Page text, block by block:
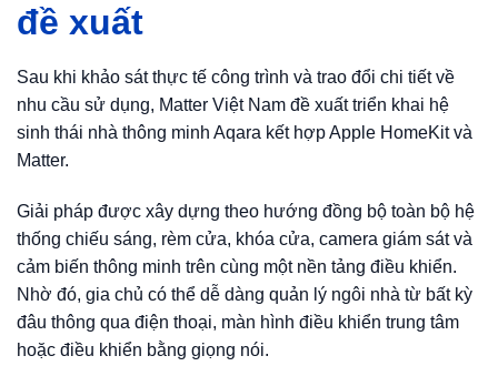
đề xuất
Sau khi khảo sát thực tế công trình và trao đổi chi tiết về
nhu cầu sử dụng, Matter Việt Nam đề xuất triển khai hệ
sinh thái nhà thông minh Aqara kết hợp Apple HomeKit và
Matter.
Giải pháp được xây dựng theo hướng đồng bộ toàn bộ hệ
thống chiếu sáng, rèm cửa, khóa cửa, camera giám sát và
cảm biến thông minh trên cùng một nền tảng điều khiển.
Nhờ đó, gia chủ có thể dễ dàng quản lý ngôi nhà từ bất kỳ
đâu thông qua điện thoại, màn hình điều khiển trung tâm
hoặc điều khiển bằng giọng nói.